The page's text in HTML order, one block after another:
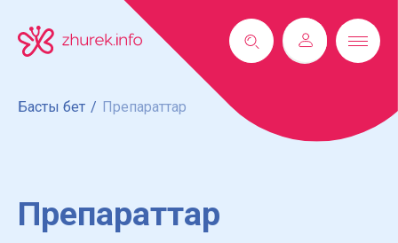
Басты бет / Препараттар
Препараттар